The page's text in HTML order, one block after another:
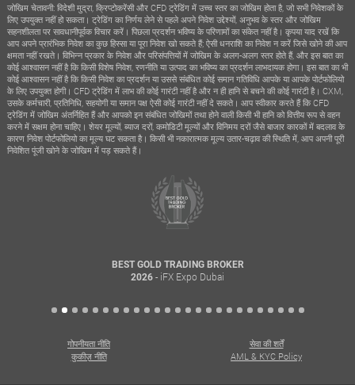
जोखिम चेतावनी: विदेशी मुद्रा, क्रिप्टोकरेंसी और CFD ट्रेडिंग में उच्च स्तर का जोखिम होता है, जो सभी निवेशकों के
लिए उपयुक्त नहीं हो सकता। ट्रेडिंग का निर्णय लेने से पहले अपने निवेश उद्देश्यों, अनुभव के स्तर और जोखिम
सहनशीलता पर सावधानीपूर्वक विचार करें। पिछला प्रदर्शन भविष्य के परिणामों का संकेत नहीं है। कृपया याद रखें कि
आप अपने प्रारंभिक निवेश का कुछ हिस्सा या पूरा निवेश खो सकते हैं; ऐसी धनराशि का निवेश न करें जिसे खोने की आप
क्षमता नहीं रखते। विभिन्न प्रकार के निवेश और परिसंपत्तियों में जोखिम के अलग-अलग स्तर होते हैं, और इस बात का
कोई आश्वासन नहीं है कि किसी विशेष निवेश, रणनीति या उत्पाद का भविष्य का प्रदर्शन लाभदायक होगा। इस बात का भी
कोई आश्वासन नहीं है कि किसी निवेश का प्रदर्शन या उससे संबंधित कोई समान गतिविधि आपके या आपके पोर्टफोलियो
के लिए उपयुक्त होगी। CFD ट्रेडिंग में लाभ की कोई गारंटी नहीं है और न ही हानि से बचने की कोई गारंटी है। CXM,
उसके कर्मचारी, प्रतिनिधि, सहयोगी या समान पक्ष ऐसी कोई गारंटी नहीं दे सकते। आप स्वीकार करते हैं कि CFD
ट्रेडिंग में जोखिम अंतर्निहित हैं और आपको इन संबंधित जोखिमों तथा होने वाली किसी भी हानि को वित्तीय रूप से वहन
करने में सक्षम होना चाहिए। शेयर मूल्यों, ब्याज दरों, कमोडिटी मूल्यों और विनिमय दरों जैसे बाजार कारकों में बदलाव के
कारण निवेश पोर्टफोलियो का मूल्य घट सकता है। किसी भी नकारात्मक मूल्य उतार-चढ़ाव की स्थिति में, आप अपनी पूरी
निवेशित पूंजी खोने के जोखिम में पड़ सकते हैं।
BEST GOLD TRADING BROKER
2026 - iFX Expo Dubai
गोपनीयता नीति
सेवा की शर्तें
कुकीज़ नीति
AML & KYC Policy